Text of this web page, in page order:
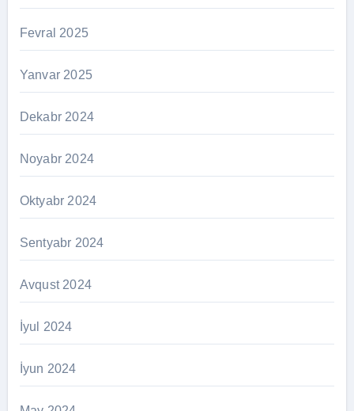
Fevral 2025
Yanvar 2025
Dekabr 2024
Noyabr 2024
Oktyabr 2024
Sentyabr 2024
Avqust 2024
İyul 2024
İyun 2024